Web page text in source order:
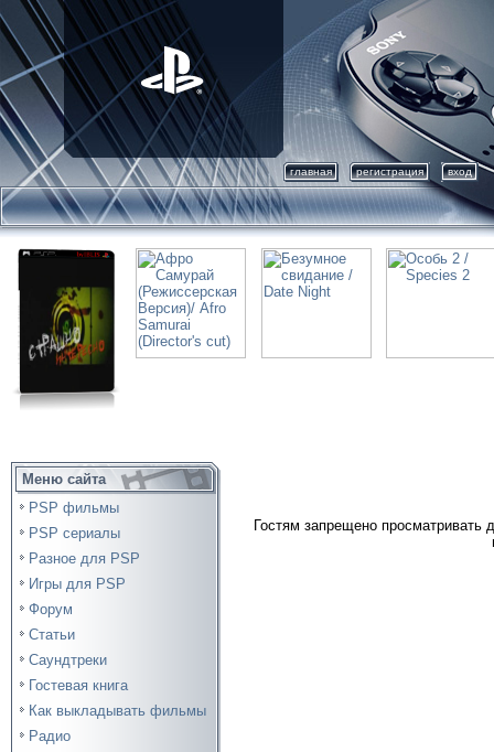
главная регистрация вход
Меню сайта
PSP фильмы
PSP сериалы
Разное для PSP
Игры для PSP
Форум
Статьи
Саундтреки
Гостевая книга
Как выкладывать фильмы
Радио
Гостям запрещено просматривать